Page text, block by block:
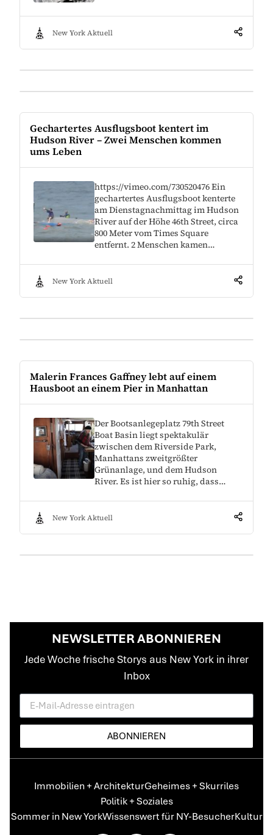
New York Aktuell
Gechartertes Ausflugsboot kentert im
Hudson River – Zwei Menschen kommen
ums Leben
https://vimeo.com/730520476 Ein
gechartertes Ausflugsboot kenterte
am Dienstagnachmittag im Hudson
River auf der Höhe 46th Street, circa
800 Meter vom Times Square
entfernt. 2 Menschen kamen…
New York Aktuell
Malerin Frances Gaffney lebt auf einem
Hausboot an einem Pier in Manhattan
Der Bootsanlegeplatz 79th Street
Boat Basin liegt spektakulär
zwischen dem Riverside Park,
Manhattans zweitgrößter
Grünanlage, und dem Hudson
River. Es ist hier so ruhig, dass…
New York Aktuell
NEWSLETTER ABONNIEREN
Jede Woche frische Storys aus New York in ihrer
Inbox
ABONNIEREN
Immobilien + ArchitekturGeheimes + Skurriles
Politik + Soziales
Sommer in New YorkWissenswert für NY-BesucherKultur